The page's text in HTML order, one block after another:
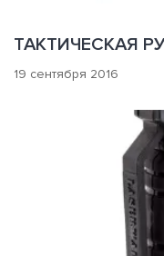
ТАКТИЧЕСКАЯ
19 сентября 2016